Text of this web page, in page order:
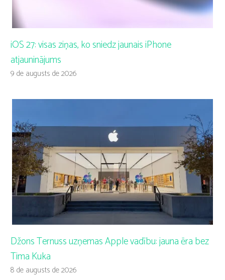
iOS 27: visas ziņas, ko sniedz jaunais iPhone
atjauninājums
9 de augusts de 2026
Džons Ternuss uzņemas Apple vadību: jauna ēra bez
Tima Kuka
8 de augusts de 2026